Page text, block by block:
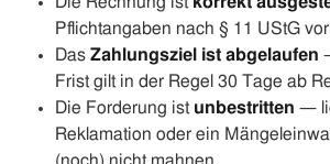
Pflichtangaben nach § 11 UStG
Das Zahlungsziel ist abgelaufen
Frist gilt in der Regel 30 Tage ab
Die Forderung ist unbestritten —
Reklamation oder ein